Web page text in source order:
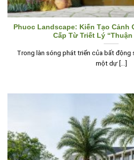
Phuoc Landscape: Kiến Tạo Cảnh
Cấp Từ Triết Lý
Trong làn sóng phát triển của bất động
một dự [...]